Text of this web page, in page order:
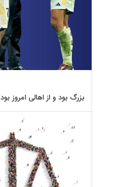
بزرگ بود و از اهالی امروز بود